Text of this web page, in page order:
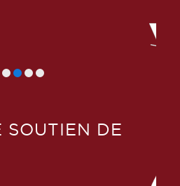
SOUTIEN DE